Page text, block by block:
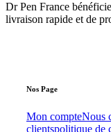
Dr Pen France
livraison rapide et de
Nos Page
Mon compteNous
clientspolitique de